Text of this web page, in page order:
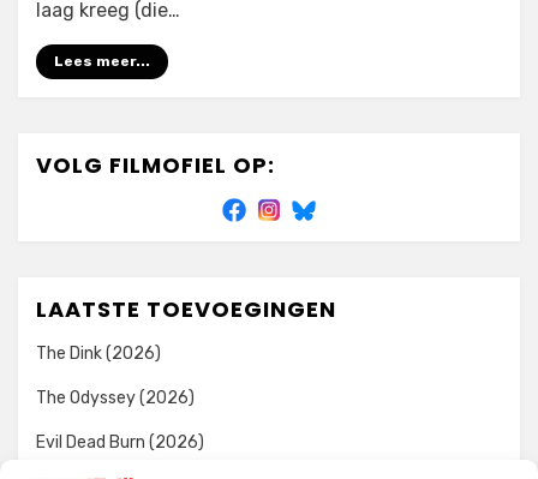
laag kreeg (die…
Lees meer...
VOLG FILMOFIEL OP:
LAATSTE TOEVOEGINGEN
The Dink (2026)
The Odyssey (2026)
Evil Dead Burn (2026)